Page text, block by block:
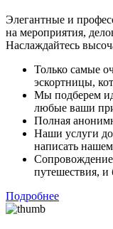
Элегантные и
на мероприятия,
Наслаждайтесь
Только самые
эскортницы,
Мы подберем
любые ваши
Полная
Наши услуги
написать
путешествия, и
Подробнее